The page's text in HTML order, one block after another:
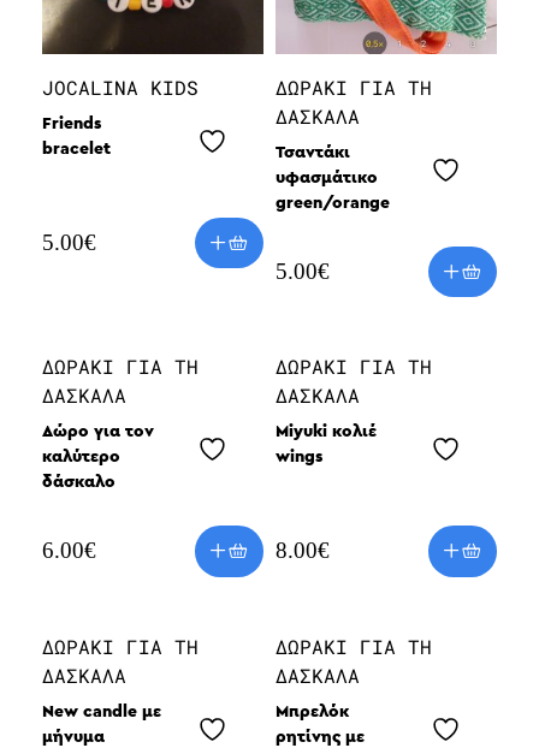
JOCALINA KIDS
Friends
bracelet
5.00€
ΔΩΡΆΚΙ ΓΙΑ ΤΗ
ΔΑΣΚΆΛΑ
Τσαντάκι
υφασμάτικο
green/orange
5.00€
ΔΩΡΆΚΙ ΓΙΑ ΤΗ
ΔΑΣΚΆΛΑ
Δώρο για τον
καλύτερο
δάσκαλο
6.00€
ΔΩΡΆΚΙ ΓΙΑ ΤΗ
ΔΑΣΚΆΛΑ
Miyuki κολιέ
wings
8.00€
ΔΩΡΆΚΙ ΓΙΑ ΤΗ
ΔΑΣΚΆΛΑ
New candle με
μήνυμα
ΔΩΡΆΚΙ ΓΙΑ ΤΗ
ΔΑΣΚΆΛΑ
Μπρελόκ
ρητίνης με